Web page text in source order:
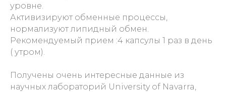
уровне.
Активизируют обменные процессы,
нормализуют липидный обмен.
Рекомендуемый прием :4 капсулы 1 раз в день
( утром).
Получены очень интересные данные из
научных лабораторий University of Navarra,